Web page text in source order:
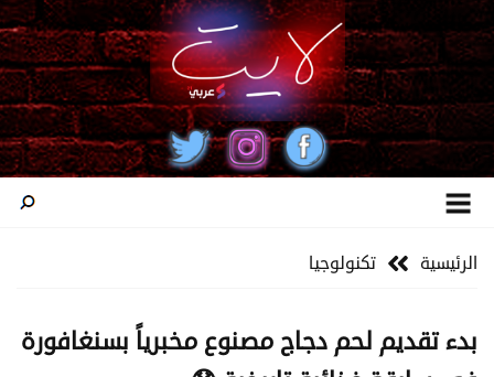
الرئيسية تكنولوجيا
بدء تقديم لحم دجاج مصنوع مخبرياً بسنغافورة